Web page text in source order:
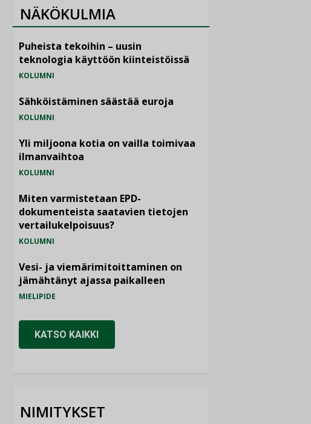
NÄKÖKULMIA
Puheista tekoihin – uusin
teknologia käyttöön kiinteistöissä
KOLUMNI
Sähköistäminen säästää euroja
KOLUMNI
Yli miljoona kotia on vailla toimivaa
ilmanvaihtoa
KOLUMNI
Miten varmistetaan EPD-
dokumenteista saatavien tietojen
vertailukelpoisuus?
KOLUMNI
Vesi- ja viemärimitoittaminen on
jämähtänyt ajassa paikalleen
MIELIPIDE
KATSO KAIKKI
NIMITYKSET